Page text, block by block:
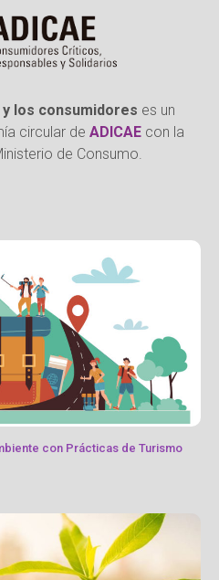
los consumidores es un
circular de ADICAEcon la
de Consumo.
con Prácticas de Turismo